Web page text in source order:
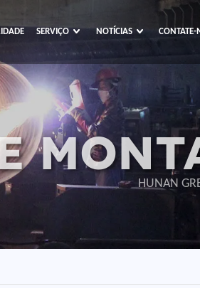
SERVIÇO NOTÍCIAS CONTATE-
HUNAN